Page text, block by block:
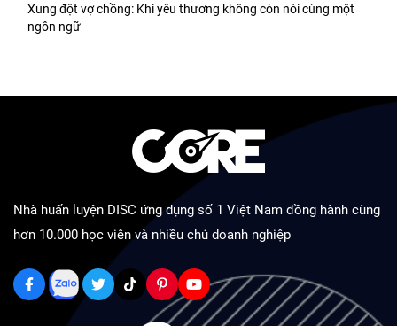
Xung đột vợ chồng: Khi yêu thương không còn nói cùng một
ngôn ngữ
Nhà huấn luyện DISC ứng dụng số 1 Việt Nam đồng hành cùng
hơn 10.000 học viên và nhiều chủ doanh nghiệp